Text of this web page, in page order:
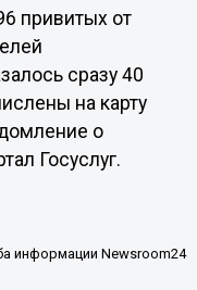
привитых от
сразу 40
на карту
о
Госуслуг.
информации Newsroom24